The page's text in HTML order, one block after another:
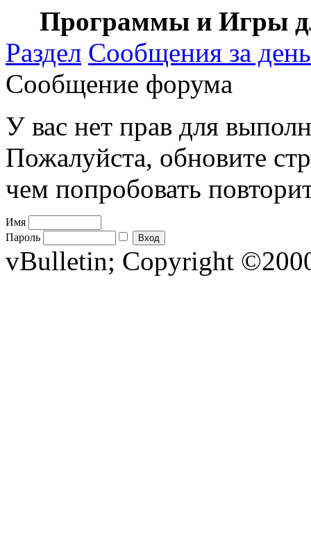
Программы и Игры
Раздел Сообщения за день
Сообщение форума
У вас нет прав для
Пожалуйста, обновите
чем попробовать
Имя
Пароль
vBulletin; Copyright